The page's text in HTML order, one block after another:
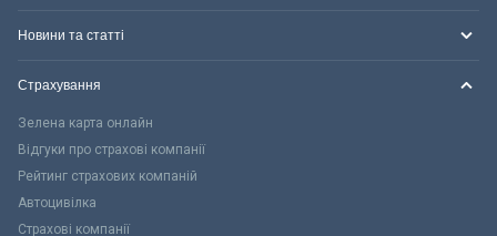
Новини та статті
Страхування
Зелена карта онлайн
Відгуки про страхові компанії
Рейтинг страхових компаній
Автоцивілка
Страхові компанії